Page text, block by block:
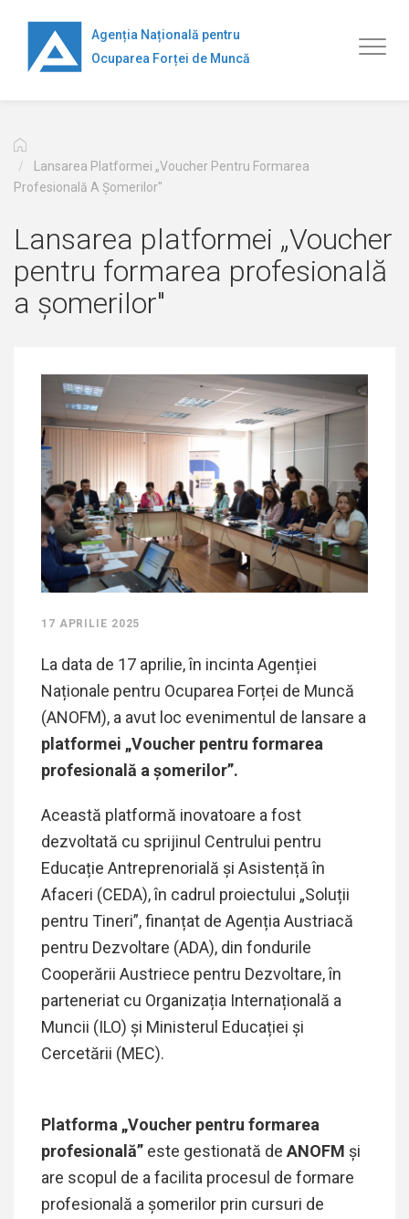
conţinutul
principal
Agenția Națională pentru
Ocuparea Forței de Muncă
Lansarea Platformei „Voucher Pentru Formarea
Profesională A Șomerilor"
Lansarea platformei „Voucher
pentru formarea profesională
a șomerilor"
17 APRILIE 2025
La data de 17 aprilie, în incinta Agenției
Naționale pentru Ocuparea Forței de Muncă
(ANOFM), a avut loc evenimentul de lansare a
platformei „Voucher pentru formarea
profesională a șomerilor”.
Această platformă inovatoare a fost
dezvoltată cu sprijinul Centrului pentru
Educație Antreprenorială și Asistență în
Afaceri (CEDA), în cadrul proiectului „Soluții
pentru Tineri”, finanțat de Agenția Austriacă
pentru Dezvoltare (ADA), din fondurile
Cooperării Austriece pentru Dezvoltare, în
parteneriat cu Organizația Internațională a
Muncii (ILO) și Ministerul Educației și
Cercetării (MEC).
Platforma „Voucher pentru formarea
profesională” este gestionată de ANOFM și
are scopul de a facilita procesul de formare
profesională a șomerilor prin cursuri de